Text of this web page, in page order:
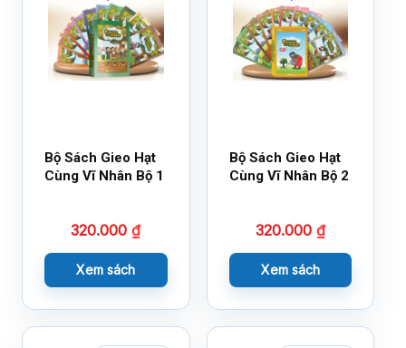
Bộ Sách Gieo Hạt
Cùng Vĩ Nhân Bộ 1
320.000₫
Xem sách
Bộ Sách Gieo Hạt
Cùng Vĩ Nhân Bộ 2
320.000 ₫
Xem sách